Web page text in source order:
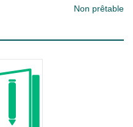
Non prêtable